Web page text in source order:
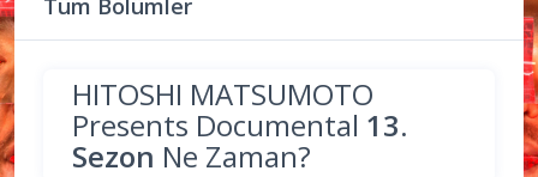
HITOSHI MATSUMOTO
Presents Documental 13.
Sezon Ne Zaman?